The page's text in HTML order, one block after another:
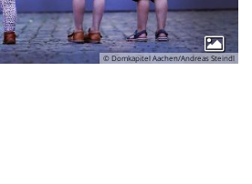
© Domkapitel Aachen/Andreas Steindl